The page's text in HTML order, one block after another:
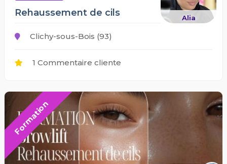
Alia
Rehaussement de cils
Clichy-sous-Bois (93)
1 Commentaire cliente
Formation